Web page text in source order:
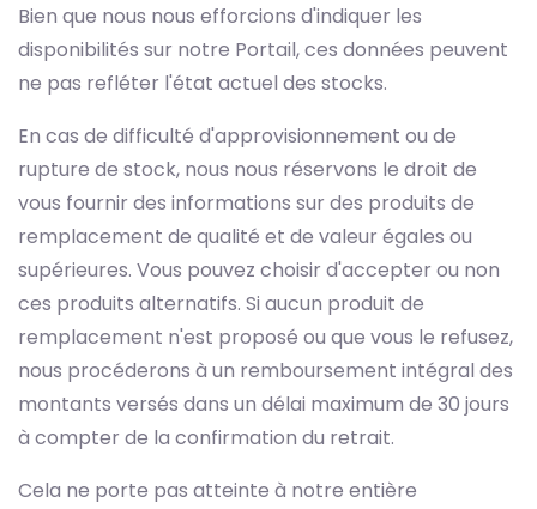
Bien que nous nous efforcions d'indiquer les
disponibilités sur notre Portail, ces données peuvent
ne pas refléter l'état actuel des stocks.
En cas de difficulté d'approvisionnement ou de
rupture de stock, nous nous réservons le droit de
vous fournir des informations sur des produits de
remplacement de qualité et de valeur égales ou
supérieures. Vous pouvez choisir d'accepter ou non
ces produits alternatifs. Si aucun produit de
remplacement n'est proposé ou que vous le refusez,
nous procéderons à un remboursement intégral des
montants versés dans un délai maximum de 30 jours
à compter de la confirmation du retrait.
Cela ne porte pas atteinte à notre entière